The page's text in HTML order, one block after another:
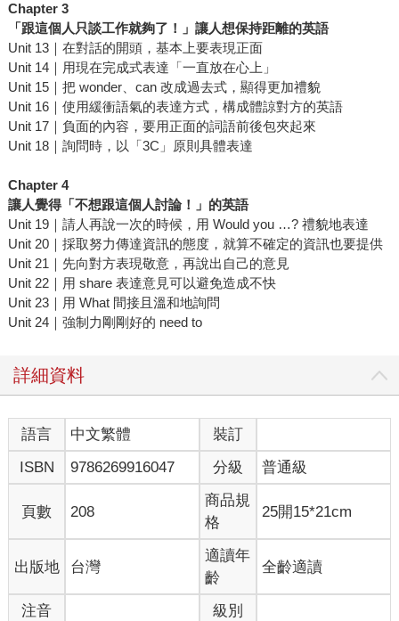
Chapter 3
「跟這個人只談工作就夠了！」讓人想保持距離的英語
Unit 13｜在對話的開頭，基本上要表現正面
Unit 14｜用現在完成式表達「一直放在心上」
Unit 15｜把 wonder、can 改成過去式，顯得更加禮貌
Unit 16｜使用緩衝語氣的表達方式，構成體諒對方的英語
Unit 17｜負面的內容，要用正面的詞語前後包夾起來
Unit 18｜詢問時，以「3C」原則具體表達
Chapter 4
讓人覺得「不想跟這個人討論！」的英語
Unit 19｜請人再說一次的時候，用 Would you …? 禮貌地表達
Unit 20｜採取努力傳達資訊的態度，就算不確定的資訊也要提供
Unit 21｜先向對方表現敬意，再說出自己的意見
Unit 22｜用 share 表達意見可以避免造成不快
Unit 23｜用 What 間接且溫和地詢問
Unit 24｜強制力剛剛好的 need to
詳細資料
語言 中文繁體
裝訂
ISBN
9786269916047 分級 普通級
頁數 208
商品規
格
25開15*21cm
出版地 台灣
適讀年
齡
全齡適讀
注音 級別